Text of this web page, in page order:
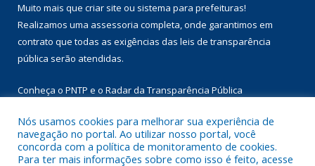
Muito mais que criar site ou sistema para prefeituras!
Realizamos uma assessoria completa, onde garantimos em
contrato que todas as exigências das leis de transparência
pública serão atendidas.
Conheça o PNTP e o Radar da Transparência Pública
Nós usamos cookies para melhorar sua experiência de
navegação no portal. Ao utilizar nosso portal, você
concorda com a política de monitoramento de cookies.
Para ter mais informações sobre como isso é feito, acesse